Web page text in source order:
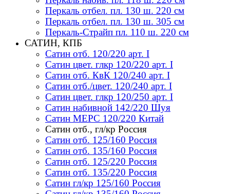
Перкаль отбел. пл. 130 ш. 220 см
Перкаль отбел. пл. 130 ш. 305 см
Перкаль-Страйп пл. 110 ш. 220 см
САТИН, КПБ
Сатин отб. 120/220 арт. I
Сатин цвет. глкр 120/220 арт. I
Сатин отб. КвК 120/240 арт. I
Сатин отб./цвет. 120/240 арт. I
Сатин цвет. глкр 120/250 арт. I
Сатин набивной 142/220 Шуя
Сатин МЕРС 120/220 Китай
Сатин отб., гл/кр Россия
Сатин отб. 125/160 Россия
Сатин отб. 135/160 Россия
Сатин отб. 125/220 Россия
Сатин отб. 135/220 Россия
Сатин гл/кр 125/160 Россия